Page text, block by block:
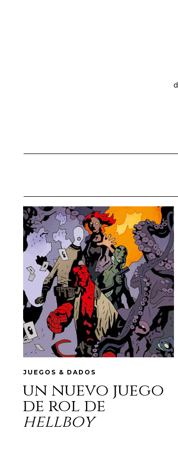
JUEGOS & DADOS
un nuevo juego
de rol de
hellboy